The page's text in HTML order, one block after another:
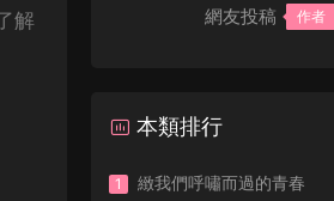
解
網友投稿 作者
本類排行
1 緻我們呼嘯而過的青春